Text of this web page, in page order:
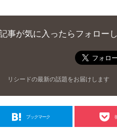
事が気に入ったらフォロー
リシードの最新の話題をお届けします
ブックマーク